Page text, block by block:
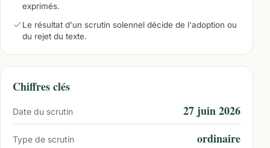
exprimés.
Le résultat d'un scrutin solennel décide de l'adoption ou
du rejet du texte.
Chiffres clés
Date du scrutin 27 juin 2026
Type de scrutin ordinaire